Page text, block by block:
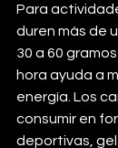
Para
duren más de
30 a 60
hora ayuda a
energía. Los
consumir en
deportivas,